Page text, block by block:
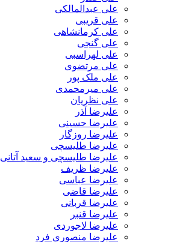
علی عبدالمالکی
علی قریبی
علی کرمانشاهی
علی گنجی
علی لهراسبی
علی مرتضوی
علی ملک پور
علی میرمحمدی
علی نظریان
علیرضا آذر
علیرضا حسینی
علیرضا روزگار
علیرضا طلیسچی
علیرضا طلیسچی و سعید آتانی
علیرضا ظریف
علیرضا عباسی
علیرضا قاضی
علیرضا قربانی
علیرضا قنبر
علیرضا لاجوردی
علیرضا منصوری فرد